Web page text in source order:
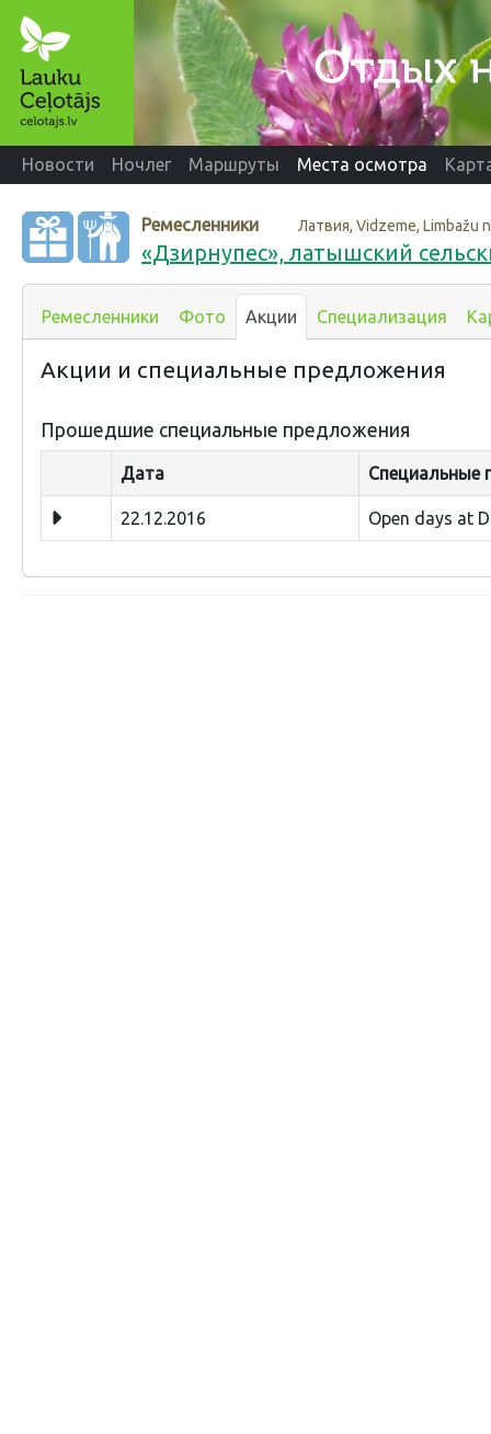
Новости Ночлег Маршруты Места осмотра
Ремесленники Латвия, Vidzeme, Limbažu
«Дзирнупес», латышский
Ремесленники Фото Акции Специализация
Акции и специальные предложения
Прошедшие специальные предложения
Дата Специальные
22.12.2016 Open days at